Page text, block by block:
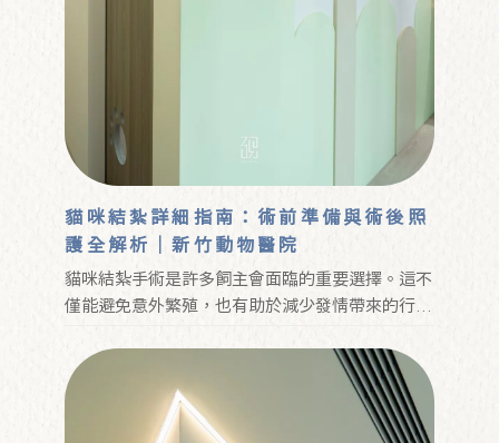
貓咪結紮詳細指南：術前準備與術後照
護全解析｜新竹動物醫院
貓咪結紮手術是許多飼主會面臨的重要選擇。這不
僅能避免意外繁殖，也有助於減少發情帶來的行為